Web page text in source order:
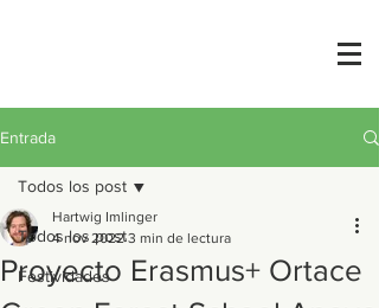
Entrada
Todos los post
Festividades
Todos los post
Proyecto Erasmus+ Ortace
Hartwig Imlinger
4 nov 2022 3 min de lectura